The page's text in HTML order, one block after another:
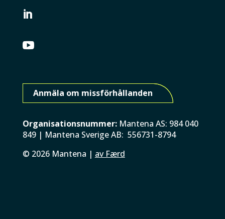


Anmäla om missförhållanden
Organisationsnummer: Mantena AS: 984 040
849 | Mantena Sverige AB: 556731-8794
© 2026Mantena | av Færd